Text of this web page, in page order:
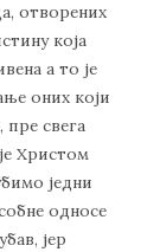
отворених
која
а то је
оних који
пре свега
Христом
једни
односе
јер